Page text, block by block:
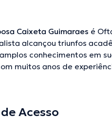
Caixeta Guimaraes é
alcançou triunfos
amplos conhecimentos em
muitos anos de
o médico pode te
Acesso